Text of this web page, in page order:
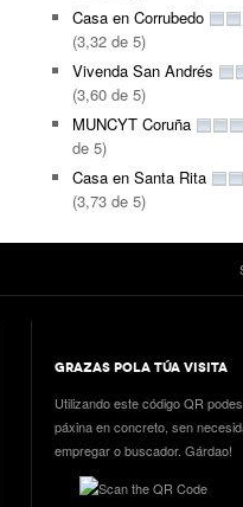
Casa en Corrubedo
(3,32 de 5)
Vivenda San Andrés
(3,60 de 5)
MUNCYT Coruña
de 5)
Casa en Santa Rita
(3,73 de 5)
GRAZAS POLA TÚA VISITA
Utilizando este código QR
páxina en concreto, sen
empregar o buscador. Gárdao!